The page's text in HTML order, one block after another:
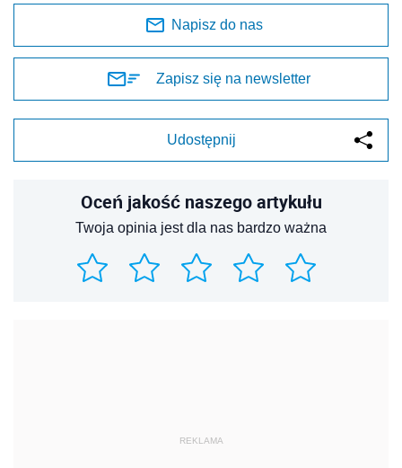
Napisz do nas
Zapisz się na newsletter
Udostępnij
Oceń jakość naszego artykułu
Twoja opinia jest dla nas bardzo ważna
REKLAMA